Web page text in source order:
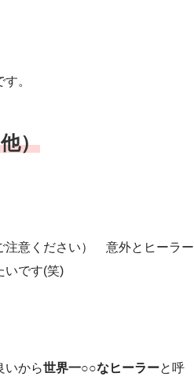
。
）
注意ください） 意外とヒーラー
いです(笑)
いから世界一○○なヒーラーと呼